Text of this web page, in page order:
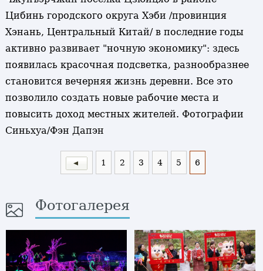
Цибинь городского округа Хэби /провинция
Хэнань, Центральный Китай/ в последние годы
активно развивает "ночную экономику": здесь
появилась красочная подсветка, разнообразнее
становится вечерняя жизнь деревни. Все это
позволило создать новые рабочие места и
повысить доход местных жителей. Фотографии
Синьхуа/Фэн Дапэн
1 2 3 4 5 6
Фотогалерея